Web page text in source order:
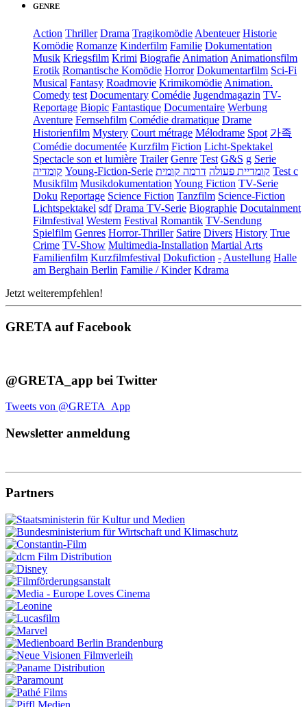
GENRE
Action Thriller Drama TragikomödieAbenteuer Historie
Komödie Romanze Kinderfilm Familie Dokumentation
Musik Kriegsfilm Krimi BiografieAnimationAnimationsfilm
Erotik Romantische Komödie Horror Dokumentarfilm Sci-Fi
Musical Fantasy Roadmovie KrimikomödieAnimation.
Comedy test Documentary Comédie Jugendmagazin TV-
Reportage Biopic Fantastique Documentaire Werbung
Aventure Fernsehfilm Comédie dramatique Drame
Historienfilm Mystery Court métrage Mélodrame Spot 가족
Comédie documentée Kurzfilm Fiction Licht-Spektakel
Spectacle son et lumière Trailer Genre Test G&S g Serie
קומדיה Young-Fiction-Serie קומדיית פעולה דרמה קומית
Test c
Musikfilm MusikdokumentationYoung Fiction TV-Serie
Doku Reportage Science Fiction Tanzfilm Science-Fiction
Lichtspektakel sdf Drama TV-Serie Biographie Docutainment
Filmfestival Western Festival Romantik TV-Sendung
Spielfilm Genres Horror-Thriller Satire Divers History True
Crime TV-Show Multimedia-Installation Martial Arts
Familienfilm Kurzfilmfestival Dokufiction -Austellung Halle
am Berghain Berlin Familie / Kinder Kdrama
Jetzt weiterempfehlen!
GRETA auf Facebook
@GRETA_app bei Twitter
Tweets von @GRETA_App
Newsletter anmeldung
Partners